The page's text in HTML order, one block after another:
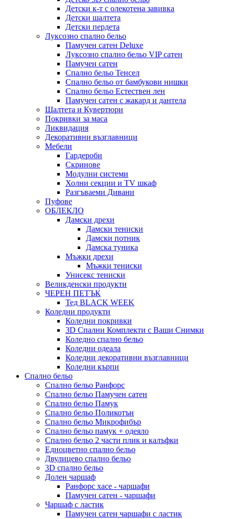
Детски к-т с олекотена завивка
Детски шалтета
Детски пердета
Луксозно спално бельо
Памучен сатен Deluxe
Луксозно спално бельо VIP сатен
Памучен сатен
Спално бельо Тенсел
Спално бельо от бамбукови нишки
Спално бельо Естествен лен
Памучен сатен с жакард и дантела
Шалтета и Кувертюри
Покривки за маса
Ликвидация
Декоративни възглавници
Мебели
Гардероби
Скринове
Модулни системи
Холни секции и ТV шкаф
Разгъваеми Дивани
Пуфове
ОБЛЕКЛО
Дамски дрехи
Дамски тениски
Дамски потник
Дамска туника
Мъжки дрехи
Мъжки тениски
Унисекс тениски
Великденски продукти
ЧЕРЕН ПЕТЪК
Тед BLACK WEEK
Коледни продукти
Коледни покривки
3D Спални Комплекти с Ваши Снимки
Коледно спално бельо
Коледни одеала
Коледни декоративни възглавници
Коледни кърпи
Спално бельо
Спално бельо Ранфорс
Спално бельо Памучен сатен
Спално бельо Памук
Спално бельо Поликотън
Спално бельо Микрофибър
Спално бельо памук + одеяло
Спално бельо 2 части плик и калъфки
Eдноцветно спално бельо
Двулицево спално бельо
3D спално бельо
Долен чаршаф
Ранфорс хасе - чаршафи
Памучен сатен - чаршафи
Чаршаф с ластик
Памучен сатен чаршафи с ластик